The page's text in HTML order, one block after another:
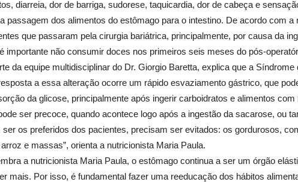
diarreia, dor de barriga, sudorese, taquicardia, dor de cabeça e
passagem dos alimentos do estômago para o intestino. De acordo com
que passaram pela cirurgia bariátrica, principalmente, por causa da
importante não consumir doces nos primeiros seis meses do pós-
da equipe multidisciplinar do Dr. Giorgio Baretta, explica que a
a essa alteração ocorre um rápido esvaziamento gástrico, que
da glicose, principalmente após ingerir carboidratos e alimentos
ser precoce, quando acontece logo após a ingestão da sacarose, ou
os preferidos dos pacientes, precisam ser evitados: os gordurosos,
e massas”, orienta a nutricionista Maria Paula.
a nutricionista Maria Paula, o estômago continua a ser um órgão
mais. Por isso, é fundamental fazer uma reeducação dos hábitos